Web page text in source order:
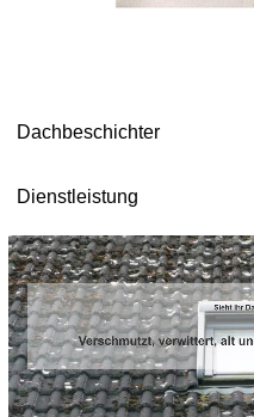
Dachbeschichter
Dienstleistung